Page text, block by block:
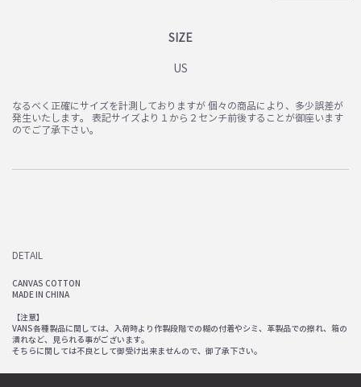
SIZE
US
なるべく正確にサイズを計測しておりますが 個々の商品により、多少誤差が
発生いたします。 表記サイズより１から２センチ前後することが御座います
のでご了承下さい。
DETAIL
CANVAS COTTON
MADE IN CHINA
【注意】
VANS各種製品に関しては、入荷時より作製段階での糊の付着やシミ、革製品での擦れ、箱の
潰れなど、見られる事がございます。
そちらに関しては不良として御受け出来ませんので、御了承下さい。